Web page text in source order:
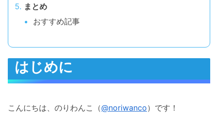
まとめ
おすすめ記事
はじめに
こんにちは、のりわんこ（@noriwanco）です！